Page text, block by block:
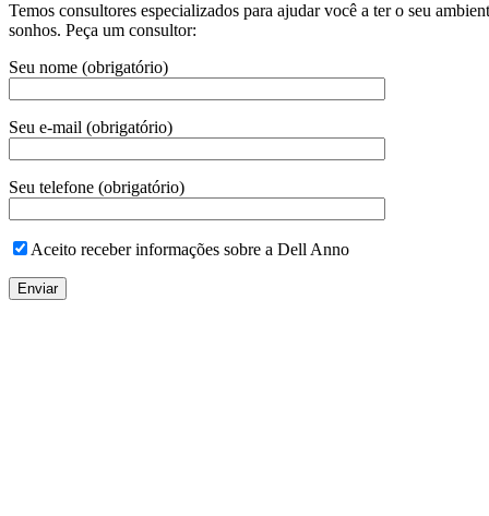
Temos consultores especializados para ajudar você a ter o seu
sonhos. Peça um consultor:
Seu nome (obrigatório)
Seu e-mail (obrigatório)
Seu telefone (obrigatório)
Aceito receber informações sobre a Dell Anno